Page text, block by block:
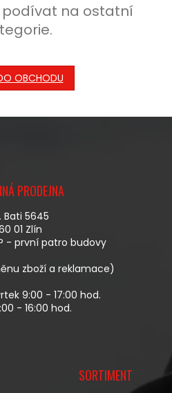
podívat na ostatní
OBCHODU
PRODEJNA
Bati 5645
01 Zlín
- první patro budovy
zboží a reklamace)
9:00 - 17:00 hod.
- 16:00 hod.
SORTIMENT